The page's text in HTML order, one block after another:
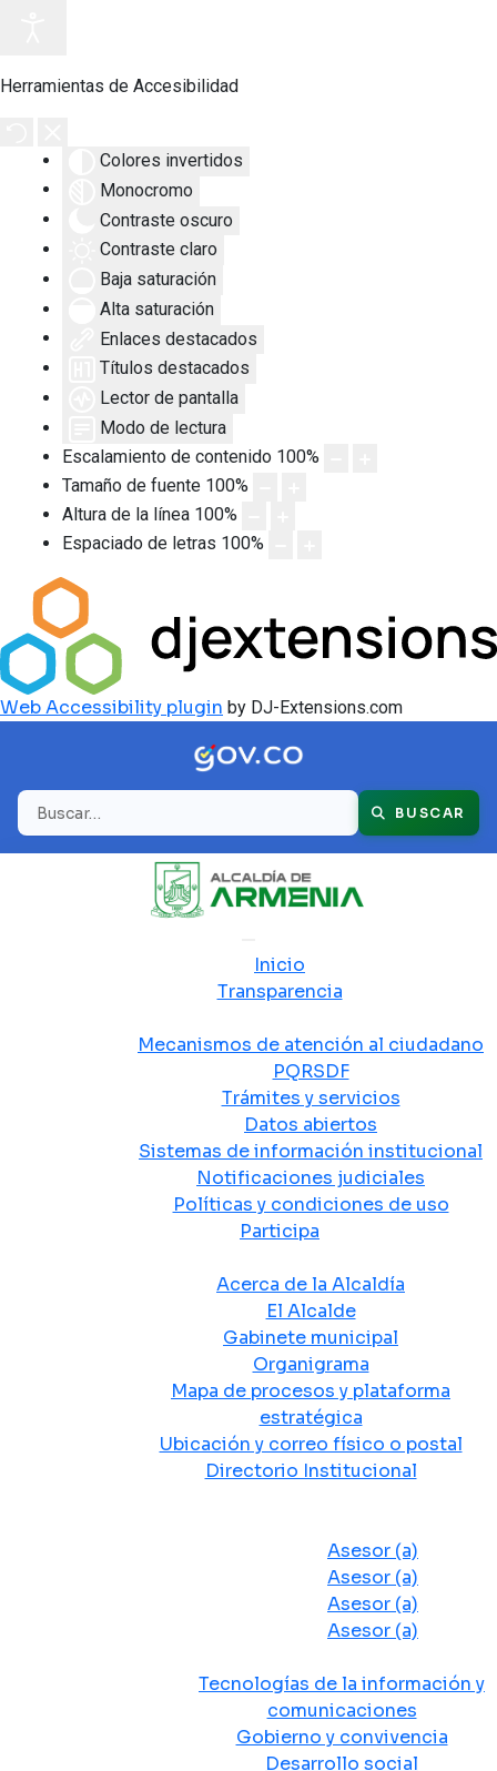
Herramientas de Accesibilidad
Colores invertidos
Monocromo
Contraste oscuro
Contraste claro
Baja saturación
Alta saturación
Enlaces destacados
Títulos destacados
Lector de pantalla
Modo de lectura
Escalamiento de contenido 100%
Tamaño de fuente 100%
Altura de la línea 100%
Espaciado de letras 100%
Web Accessibility plugin by DJ-Extensions.com
Buscar BUSCAR
Inicio
Transparencia
Mecanismos de atención al ciudadano
PQRSDF
Trámites y servicios
Datos abiertos
Sistemas de información institucional
Notificaciones judiciales
Políticas y condiciones de uso
Participa
Acerca de la Alcaldía
El Alcalde
Gabinete municipal
Organigrama
Mapa de procesos y plataforma
estratégica
Ubicación y correo físico o postal
Directorio Institucional
Asesor (a)
Asesor (a)
Asesor (a)
Asesor (a)
Tecnologías de la información y
comunicaciones
Gobierno y convivencia
Desarrollo social